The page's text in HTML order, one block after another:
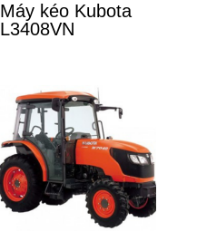
Máy kéo Kubota
L3408VN